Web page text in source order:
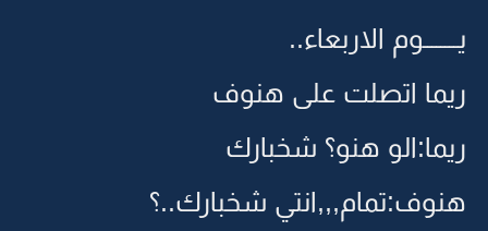
يــــــــوم الاربعاء..
ريما اتصلت على هنوف
ريما:الو هنو؟ شخبارك
هنوف:تمام,,,انتي شخبارك..؟